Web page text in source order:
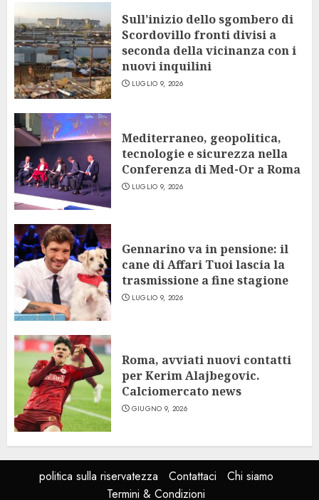
Sull’inizio dello sgombero di
Scordovillo fronti divisi a
seconda della vicinanza con i
nuovi inquilini
LUGLIO 9, 2026
Mediterraneo, geopolitica,
tecnologie e sicurezza nella
Conferenza di Med-Or a Roma
LUGLIO 9, 2026
Gennarino va in pensione: il
cane di Affari Tuoi lascia la
trasmissione a fine stagione
LUGLIO 9, 2026
Roma, avviati nuovi contatti
per Kerim Alajbegovic.
Calciomercato news
GIUGNO 9, 2026
politica sulla riservatezza Contattaci
Chi siamo
Termini & Condizioni